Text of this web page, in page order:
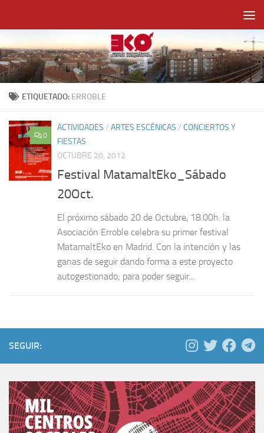
ETIQUETADO: ERROBLE
0
ACTIVIDADES / ARTES ESCÉNICAS / CONCIERTOS Y
FIESTAS
OCTUBRE 20, 2012
Festival MatamaltEko_Sábado
20Oct.
El próximo sábado 20 de Octubre, 18.00h. la
Asociación Erroble celebra su primer festival
MatamaltEko en Madrid. Con la intención y las
ganas de seguir dando forma a este proyecto
autogestionado; para poder seguir...
SEGUIR: